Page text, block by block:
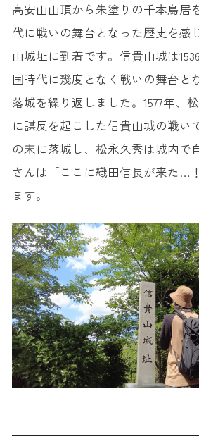
高安山山頂から朱塗りの千本鳥居
代に戦いの舞台となった歴史を感
山城址に到着です。信貴山城は
国時代に幾度となく戦いの舞台と
落城を繰り返しました。1577年、
に謀反を起こした信貴山城の戦い
の末に落城し、松永久秀は城内で
さんは「ここに織田信長が来た…
ます。